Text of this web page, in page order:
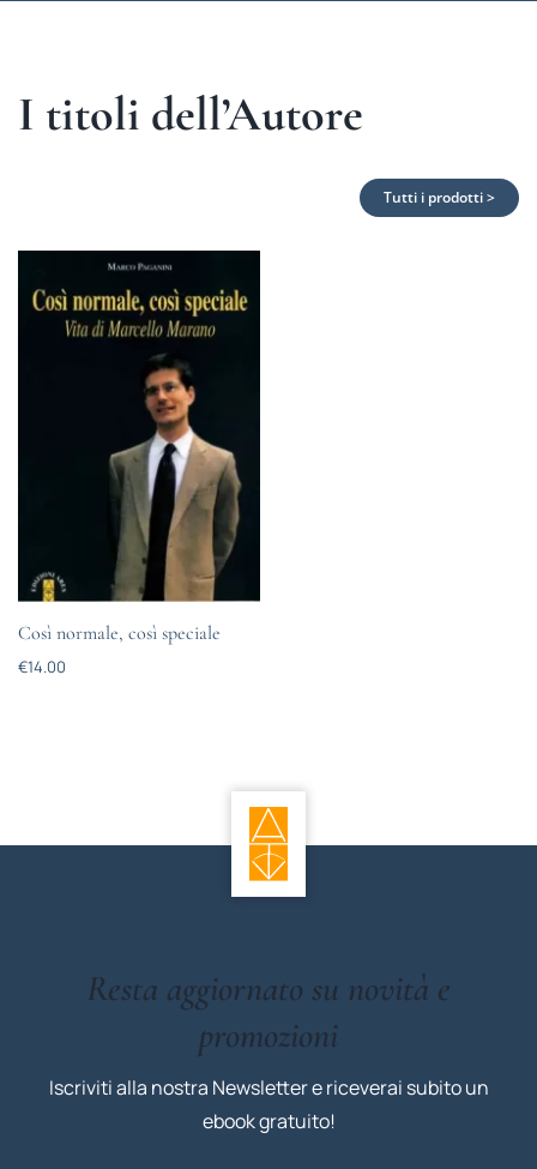
I titoli dell’Autore
Tutti i prodotti >
Così normale, così speciale
€14.00
Resta aggiornato su novità e
promozioni
Iscriviti alla nostra Newsletter e riceverai subito un
ebook gratuito!